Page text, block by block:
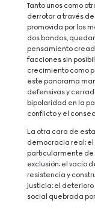
Tanto unos como
derrotar a través
promovida por los
dos bandos,
pensamiento
facciones sin
crecimiento como
este panorama
defensivas y
bipolaridad en la
conflicto y el
La otra cara de
democracia real;
particularmente de
exclusión; el vacío
resistencia y
justicia; el
social quebrada